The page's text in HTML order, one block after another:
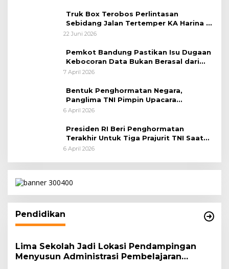
Truk Box Terobos Perlintasan
Sebidang Jalan Tertemper KA Harina di
Jalan Stasiun Poncol-Jrakah Semarang
22 Juni 2026
Pemkot Bandung Pastikan Isu Dugaan
Kebocoran Data Bukan Berasal dari
Server Disdukcapil
7 April 2026
Bentuk Penghormatan Negara,
Panglima TNI Pimpin Upacara
Pemakaman Militer
6 April 2026
Presiden RI Beri Penghormatan
Terakhir Untuk Tiga Prajurit TNI Saat
Persemayaman di Bandara Soekarno-
6 April 2026
Pendidikan
Lima Sekolah Jadi Lokasi Pendampingan
Menyusun Administrasi Pembelajaran